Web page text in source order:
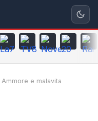
Ammore e malavita